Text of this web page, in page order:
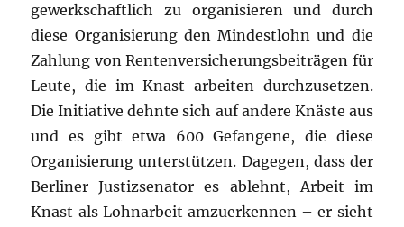
gewerkschaftlich zu organisieren und durch
diese Organisierung den Mindestlohn und die
Zahlung von Rentenversicherungsbeiträgen für
Leute, die im Knast arbeiten durchzusetzen.
Die Initiative dehnte sich auf andere Knäste aus
und es gibt etwa 600 Gefangene, die diese
Organisierung unterstützen. Dagegen, dass der
Berliner Justizsenator es ablehnt, Arbeit im
Knast als Lohnarbeit amzuerkennen – er sieht